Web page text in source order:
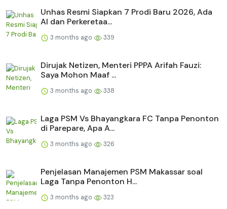
Unhas Resmi Siapkan 7 Prodi Baru 2026, Ada
AI dan Perkeretaa...
3 months ago 339
Dirujak Netizen, Menteri PPPA Arifah Fauzi:
Saya Mohon Maaf ...
3 months ago 338
Laga PSM Vs Bhayangkara FC Tanpa Penonton
di Parepare, Apa A...
3 months ago 326
Penjelasan Manajemen PSM Makassar soal
Laga Tanpa Penonton H...
3 months ago 323